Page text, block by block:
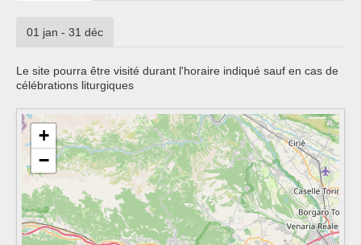
01 jan - 31 déc
Le site pourra être visité durant l'horaire indiqué sauf en cas de
célébrations liturgiques
+
−